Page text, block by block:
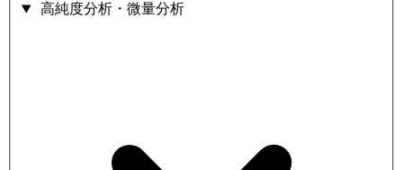
高純度分析・微量分析